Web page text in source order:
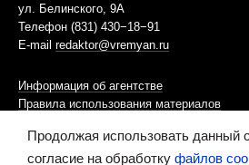
ул. Белинского, 9А
Телефон (831) 430−18−91
E-mail redaktor@vremyan.ru
Информация об агентстве
Правила использования материалов
Информационная политика
Продолжая использовать данный
согласие на обработку файлов